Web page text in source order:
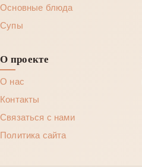
Основные блюда
Супы
О проекте
О нас
Контакты
Связаться с нами
Политика сайта